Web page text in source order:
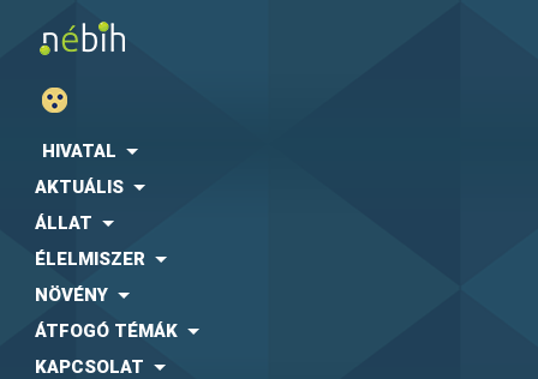
HIVATAL
AKTUÁLIS
ÁLLAT
ÉLELMISZER
NÖVÉNY
ÁTFOGÓ TÉMÁK
KAPCSOLAT